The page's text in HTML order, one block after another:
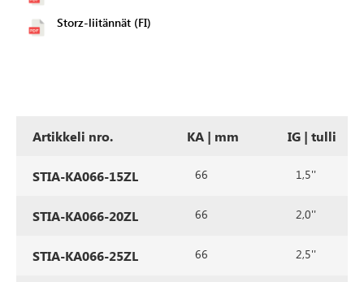
Storz-liitännät (FI)
Artikkeli nro. KA | mm IG | tulli
STIA-KA066-15ZL 66 1,5''
STIA-KA066-20ZL 66 2,0''
STIA-KA066-25ZL 66 2,5''